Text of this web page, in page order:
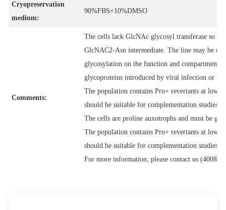
Cryopreservation
medium:
90%FBS+10%DMSO
Comments:
The cells lack GlcNAc glycosyl transferase so
GlcNAC2-Asn intermediate. The line may be
glycosylation on the function and
glycoproteins introduced by viral infection or
The population contains Pro+ revertants at low
should be suitable for complementation studies
The cells are proline auxotrophs and must be
The population contains Pro+ revertants at low
should be suitable for complementation studies
For more information, please contact us (4008-